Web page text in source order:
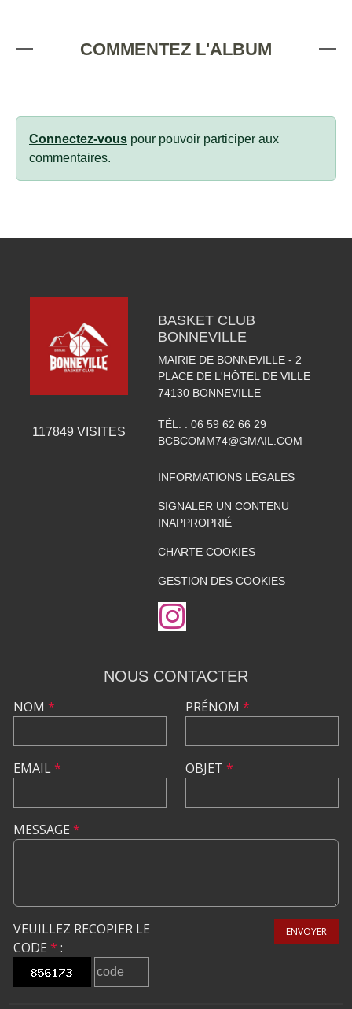
COMMENTEZ L'ALBUM
Connectez-vous pour pouvoir participer aux
commentaires.
117849 VISITES
BASKET CLUB
BONNEVILLE
MAIRIE DE BONNEVILLE - 2
PLACE DE L'HÔTEL DE VILLE
74130 BONNEVILLE
TÉL. : 06 59 62 66 29
BCBCOMM74@GMAIL.COM
INFORMATIONS LÉGALES
SIGNALER UN CONTENU
INAPPROPRIÉ
CHARTE COOKIES
GESTION DES COOKIES
NOUS CONTACTER
NOM *
EMAIL*
PRÉNOM *
OBJET *
MESSAGE *
VEUILLEZ RECOPIER LE
CODE * :
ENVOYER